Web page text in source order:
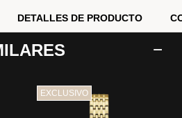
DETALLES DE PRODUCTO
EXCLUSIVO